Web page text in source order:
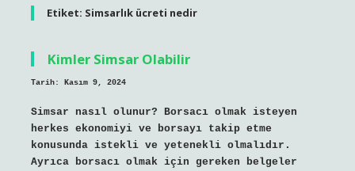
Etiket: Simsarlık ücreti nedir
Kimler Simsar Olabilir
Tarih: Kasım 9, 2024
Simsar nasıl olunur? Borsacı olmak isteyen
herkes ekonomiyi ve borsayı takip etme
konusunda istekli ve yetenekli olmalıdır.
Ayrıca borsacı olmak için gereken belgeler